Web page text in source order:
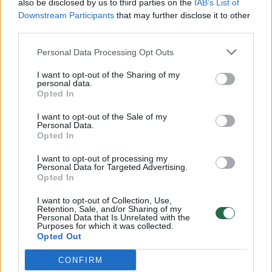
also be disclosed by us to third parties on the IAB’s List of
Downstream Participants that may further disclose it to other
Personal Data Processing Opt Outs
I want to opt-out of the Sharing of my
personal data.
Opted In
I want to opt-out of the Sale of my
Personal Data.
Opted In
I want to opt-out of processing my
Personal Data for Targeted Advertising.
Opted In
I want to opt-out of Collection, Use,
Retention, Sale, and/or Sharing of my
Personal Data that Is Unrelated with the
Purposes for which it was collected.
Opted Out
CONFIRM
Žinios | Lietuvos diena
Savaitės vidurys nusimato karštas: temperatūra kils iki
Žinios | Orai
00:00:59
Nufilmavo, kaip patvino Vilniaus Vakarinis aplinkkelis:
vaizdas pribloškia
Žinios | Lietuvos diena
V. Zalužno pasisakymą laiko bandymu įsitvirtinti
Ukrainos politikoje: jis yra neteisus
Laidos | Nauja diena